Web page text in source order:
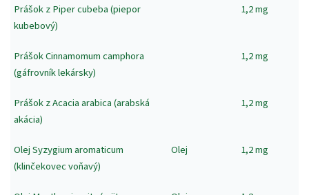
Prášok z Piper cubeba (piepor
kubebový)
1,2 mg
Prášok Cinnamomum camphora
(gáfrovník lekársky)
1,2 mg
Prášok z Acacia arabica (arabská
akácia)
1,2 mg
Olej Syzygium aromaticum
(klinčekovec voňavý)
Olej 1,2 mg